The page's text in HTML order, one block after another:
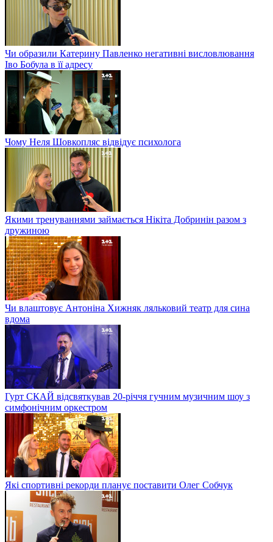
Чи образили Катерину Павленко негативні висловлювання
Іво Бобула в її адресу
Чому Неля Шовкопляс відвідує психолога
Якими тренуваннями займається Нікіта Добринін разом з
дружиною
Чи влаштовує Антоніна Хижняк ляльковий театр для сина
вдома
Гурт СКАЙ відсвяткував 20-річчя гучним музичним шоу з
симфонічним оркестром
Які спортивні рекорди планує поставити Олег Собчук